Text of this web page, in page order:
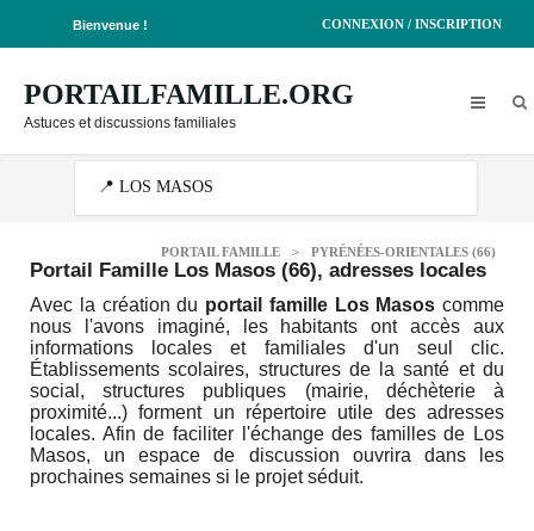
Bienvenue ! CONNEXION / INSCRIPTION
PORTAILFAMILLE.ORG
Astuces et discussions familiales
PORTAIL FAMILLE > PYRÉNÉES-ORIENTALES (66)
Portail Famille Los Masos (66), adresses locales
Avec la création du portail famille Los Masos comme
nous l'avons imaginé, les habitants ont accès aux
informations locales et familiales d'un seul clic.
Établissements scolaires, structures de la santé et du
social, structures publiques (mairie, déchèterie à
proximité...) forment un répertoire utile des adresses
locales. Afin de faciliter l'échange des familles de Los
Masos, un espace de discussion ouvrira dans les
prochaines semaines si le projet séduit.